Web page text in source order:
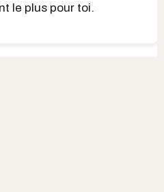
le plus pour toi.